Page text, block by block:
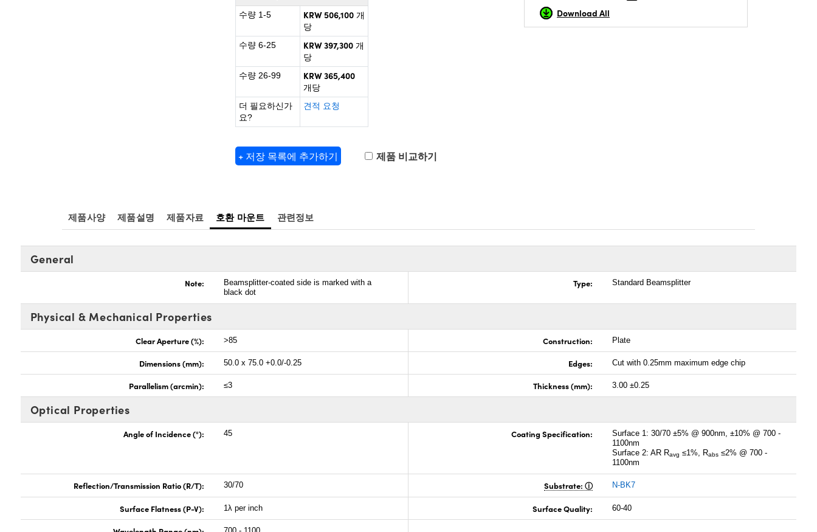
수량 1-5 KRW 506,100 개
당
수량 6-25
KRW 397,300 개
당
수량 26-99
KRW 365,400
개당
더 필요하신가
요?
견적 요청
+ 저장 목록에 추가하기 제품 비교하기
Download All
제품사양 제품설명 제품자료 호환 마운트 관련정보
General
Note:
Beamsplitter-coated side is marked with a
black dot
Type: Standard Beamsplitter
Physical & Mechanical Properties
Clear Aperture (%): >85 Construction: Plate
Dimensions (mm): 50.0 x 75.0 +0.0/-0.25 Edges: Cut with 0.25mm maximum edge chip
Parallelism (arcmin): ≤3 Thickness (mm): 3.00 ±0.25
Optical Properties
Angle of Incidence (°): 45 Coating Specification:
Surface 1: 30/70 ±5% @ 900nm, ±10% @ 700 -
1100nm
Surface 2: AR Ravg ≤1%, Rabs ≤2% @ 700 -
1100nm
Reflection/Transmission Ratio (R/T): 30/70 Substrate: N-BK7
Surface Flatness (P-V): 1λ per inch Surface Quality: 60-40